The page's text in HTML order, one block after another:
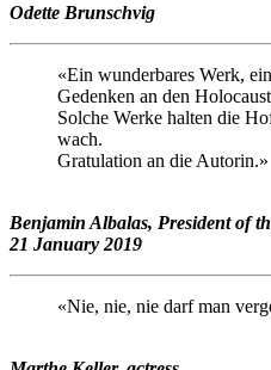
Odette Brunschvig
«Ein wunderbares Werk,
Gedenken an den
Solche Werke halten die
wach.
Gratulation an die Autorin.»
Benjamin Albalas, President of
21 January 2019
«Nie, nie, nie darf man